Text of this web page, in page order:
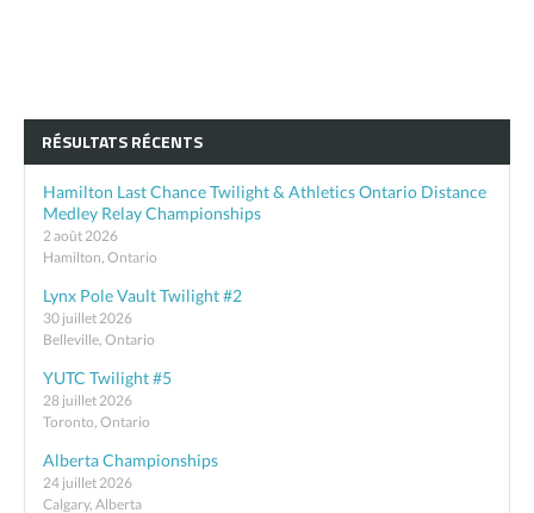
RÉSULTATS RÉCENTS
Hamilton Last Chance Twilight & Athletics Ontario Distance
Medley Relay Championships
2 août 2026
Hamilton, Ontario
Lynx Pole Vault Twilight #2
30 juillet 2026
Belleville, Ontario
YUTC Twilight #5
28 juillet 2026
Toronto, Ontario
Alberta Championships
24 juillet 2026
Calgary, Alberta